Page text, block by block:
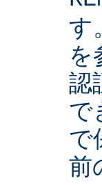
す
を
認
で
で
前